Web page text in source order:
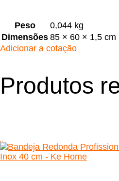
Peso
0,044 kg
Dimensões 85 × 60 × 1,5 cm
Adicionar a cotação
Produtos